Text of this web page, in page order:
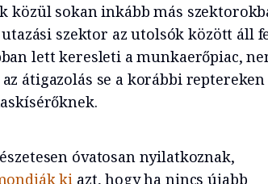
közül sokan inkább más
szektor az utolsók között áll
lett keresleti a munkaerőpiac,
átigazolás se a korábbi reptereken
óvatosan nyilatkoznak,
ki azt, hogy ha nincs újabb